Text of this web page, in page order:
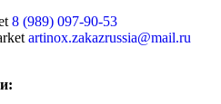
8 (989) 097-90-53
artinox.zakazrussia@mail.ru